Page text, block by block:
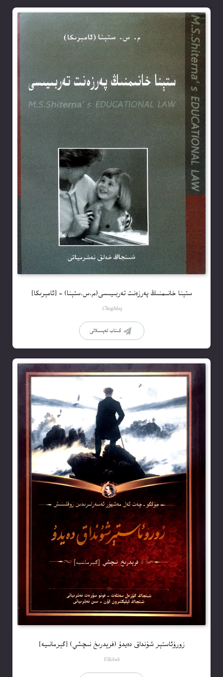
ستېنا خانىمنىڭ پەرزەنت تەربىيىسى(م.س.ستېنا) – [ئامېرىكا]
Choghluq
كىتاب تەپسىلاتى
زورۇئاستېر شۇنداق دەيدۇ (فرېدرىخ نىچشې) [گېرمانىيە]
Elkitab